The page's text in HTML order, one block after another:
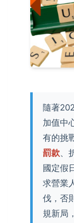
隨著
加值中
有的挑
罰款、
國定假
求營業
伐，否
規新局，